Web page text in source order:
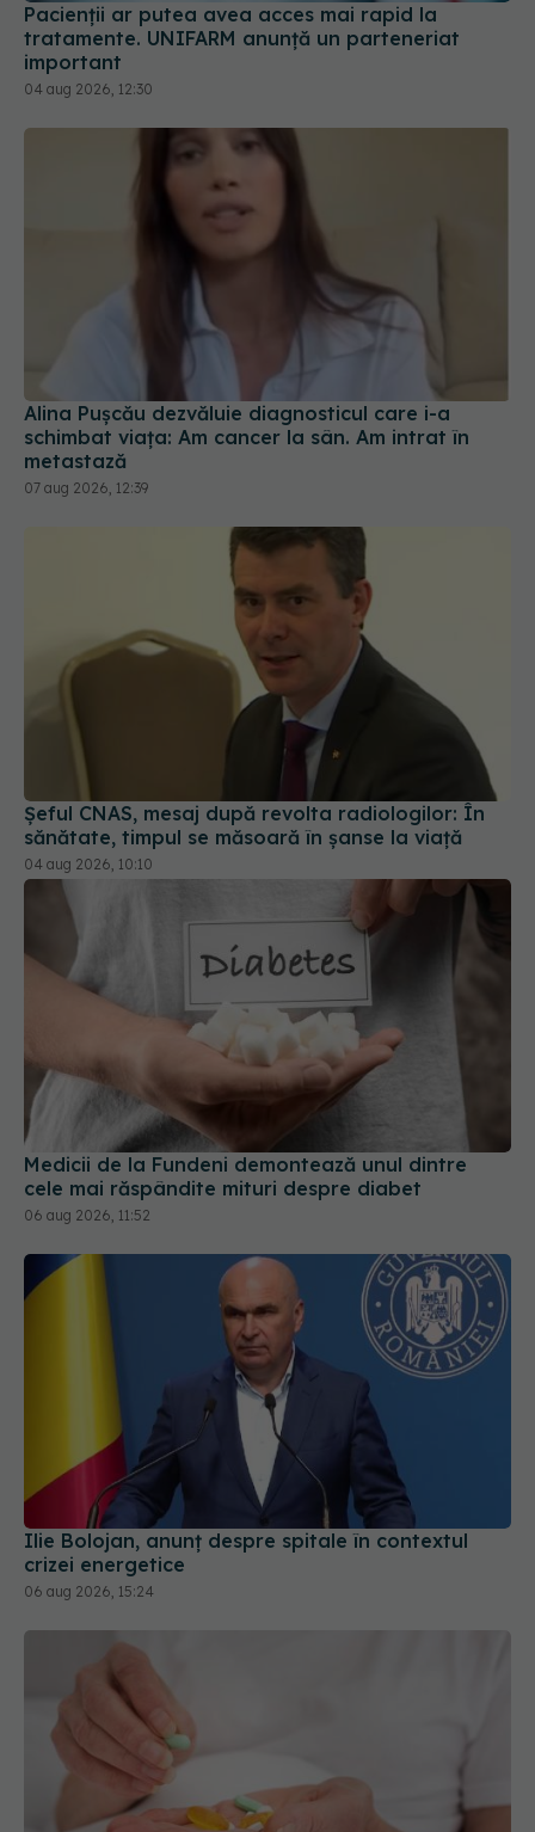
Pacienții ar putea avea acces mai rapid la
tratamente. UNIFARM anunță un parteneriat
important
04 aug 2026, 12:30
Alina Pușcău dezvăluie diagnosticul care i-a
schimbat viața: Am cancer la sân. Am intrat în
metastază
07 aug 2026, 12:39
Șeful CNAS, mesaj după revolta radiologilor: În
sănătate, timpul se măsoară în șanse la viață
04 aug 2026, 10:10
Medicii de la Fundeni demontează unul dintre
cele mai răspândite mituri despre diabet
06 aug 2026, 11:52
Ilie Bolojan, anunț despre spitale în contextul
crizei energetice
06 aug 2026, 15:24